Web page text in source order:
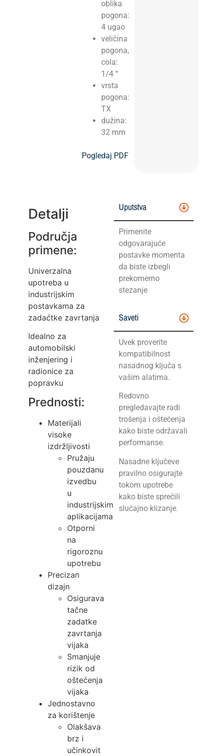
oblika
pogona:
4 ugao
veličina
pogona,
cola:
1/4 “
vrsta
pogona:
TX
dužina:
32 mm
Pogledaj PDF
Detalji
Područja
primene:
Univerzalna
upotreba u
industrijskim
postavkama za
zadaćtke zavrtanja
Idealno za
automobilski
inženjering i
radionice za
popravku
Prednosti:
Materijali
visoke
izdržljivosti
Pružaju
pouzdanu
izvedbu
u
industrijskim
aplikacijama
Otporni
na
rigoroznu
upotrebu
Precizan
dizajn
Osigurava
tačne
zadatke
zavrtanja
vijaka
Smanjuje
rizik od
oštećenja
vijaka
Jednostavno
za korištenje
Olakšava
brz i
učinkovit
Uputstva
Primenite
odgovarajuće
postavke momenta
da biste izbegli
prekomerno
stezanje
Saveti
Uvek proverite
kompatibilnost
nasadnog ključa s
vašim alatima.
Redovno
pregledavajte radi
trošenja i oštećenja
kako biste održavali
performanse.
Nasadne ključeve
pravilno osigurajte
tokom upotrebe
kako biste sprečili
slučajno klizanje.